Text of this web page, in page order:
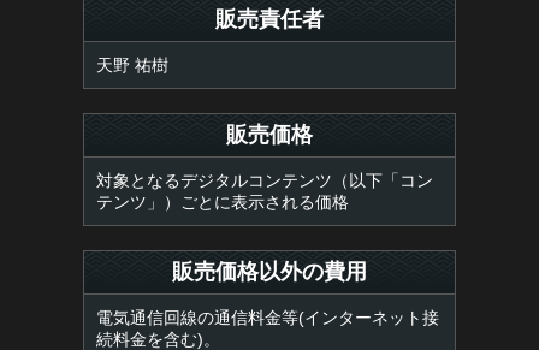
販売責任者
天野 祐樹
販売価格
対象となるデジタルコンテンツ（以下「コン
テンツ」）ごとに表示される価格
販売価格以外の費用
電気通信回線の通信料金等(インターネット接
続料金を含む)。